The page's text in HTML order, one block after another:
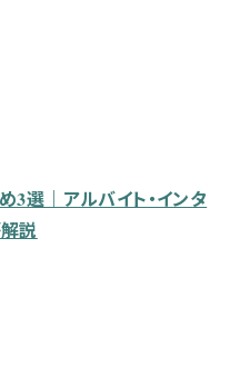
3選｜アルバイト・インタ
説